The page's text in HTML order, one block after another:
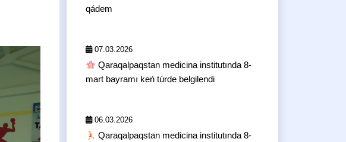
qádem
07.03.2026
Qaraqalpaqstan medicina institutında 8-
mart bayramı keń túrde belgilendi
06.03.2026
Qaraqalpaqstan medicina institutında 8-